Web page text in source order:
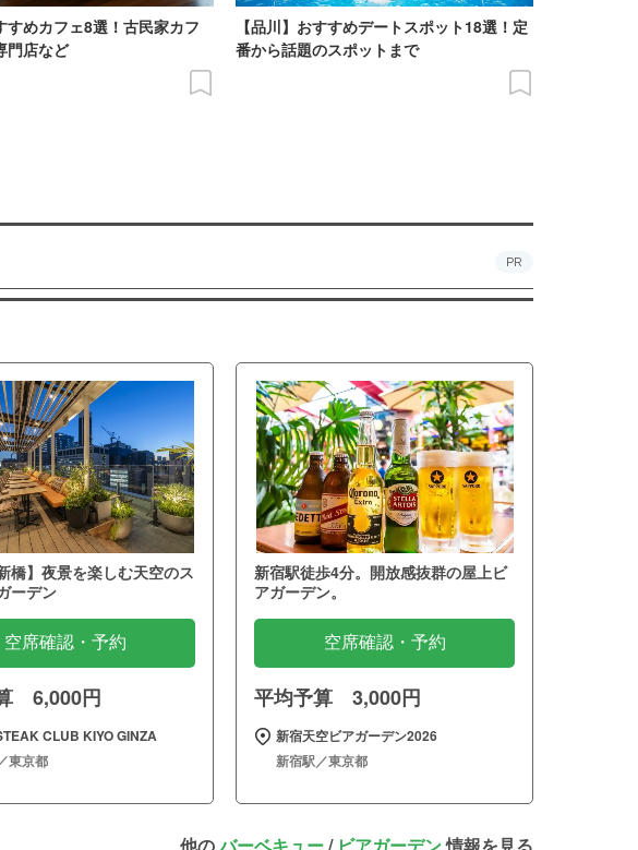
すめカフェ8選！古民家カフ
門店など
【品川】おすすめデートスポット18選！定
番から話題のスポットまで
PR
橋】夜景を楽しむ天空のス
ーデン
空席確認・予約
6,000円
CLUB KIYO GINZA
東京都
新宿駅徒歩4分。開放感抜群の屋上ビ
アガーデン。
空席確認・予約
平均予算 3,000円
新宿天空ビアガーデン2026
新宿駅／東京都
他の バーベキュー/ ビアガーデン情報を見る